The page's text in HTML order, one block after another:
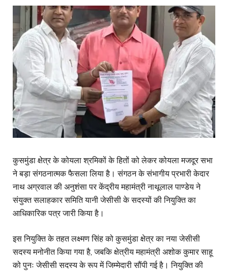
कुसमुंडा क्षेत्र के कोयला श्रमिकों के हितों को लेकर कोयला मजदूर सभा
ने बड़ा संगठनात्मक फैसला लिया है। संगठन के संभागीय प्रभारी केदार
नाथ अग्रवाल की अनुशंसा पर केंद्रीय महामंत्री नाथूलाल पाण्डेय ने
संयुक्त सलाहकार समिति यानी जेसीसी के सदस्यों की नियुक्ति का
आधिकारिक पत्र जारी किया है।
इस नियुक्ति के तहत लक्ष्मण सिंह को कुसमुंडा क्षेत्र का नया जेसीसी
सदस्य मनोनीत किया गया है, जबकि क्षेत्रीय महामंत्री अशोक कुमार साहू
को पुनः जेसीसी सदस्य के रूप में जिम्मेदारी सौंपी गई है। नियुक्ति की